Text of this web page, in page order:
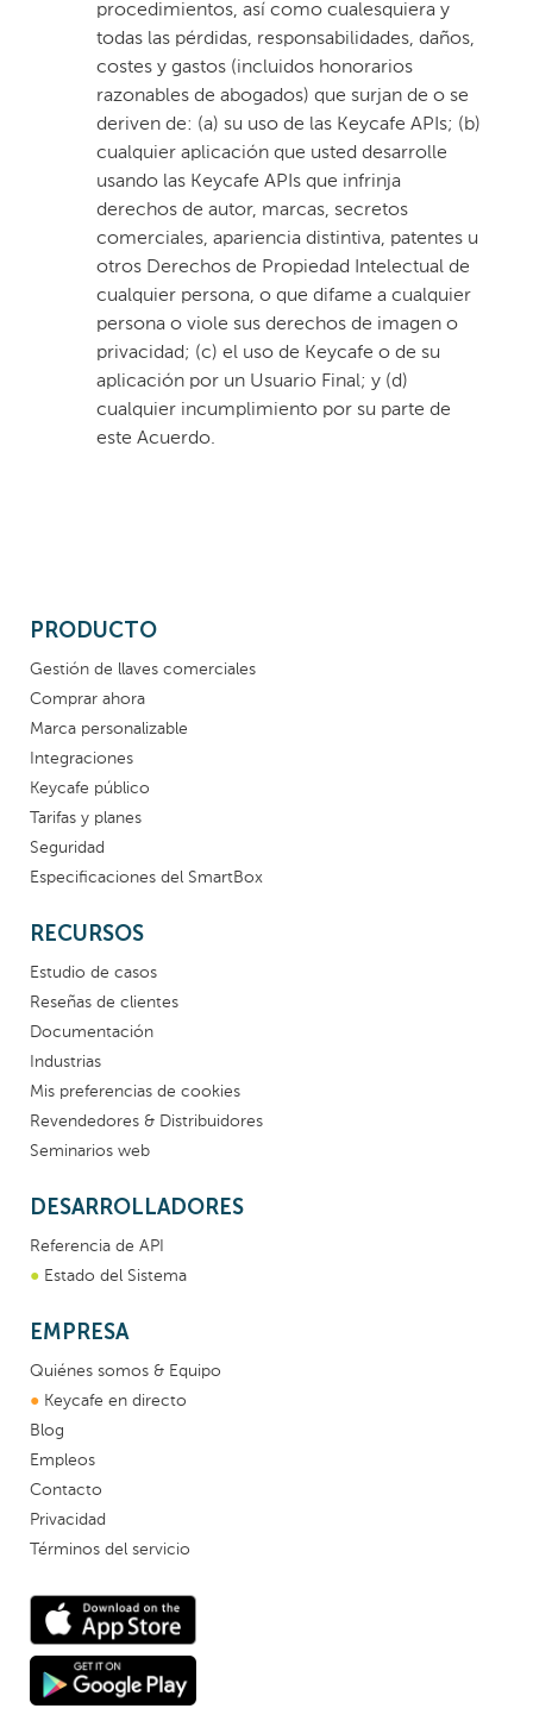
procedimientos, así como cualesquiera y
todas las pérdidas, responsabilidades, daños,
costes y gastos (incluidos honorarios
razonables de abogados) que surjan de o se
deriven de: (a) su uso de las Keycafe APIs; (b)
cualquier aplicación que usted desarrolle
usando las Keycafe APIs que infrinja
derechos de autor, marcas, secretos
comerciales, apariencia distintiva, patentes u
otros Derechos de Propiedad Intelectual de
cualquier persona, o que difame a cualquier
persona o viole sus derechos de imagen o
privacidad; (c) el uso de Keycafe o de su
aplicación por un Usuario Final; y (d)
cualquier incumplimiento por su parte de
este Acuerdo.
PRODUCTO
Gestión de llaves comerciales
Comprar ahora
Marca personalizable
Integraciones
Keycafe público
Tarifas y planes
Seguridad
Especificaciones del SmartBox
RECURSOS
Estudio de casos
Reseñas de clientes
Documentación
Industrias
Mis preferencias de cookies
Revendedores & Distribuidores
Seminarios web
DESARROLLADORES
Referencia de API
● Estado del Sistema
EMPRESA
Quiénes somos & Equipo
● Keycafe en directo
Blog
Empleos
Contacto
Privacidad
Términos del servicio